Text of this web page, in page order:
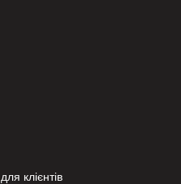
клієнтів